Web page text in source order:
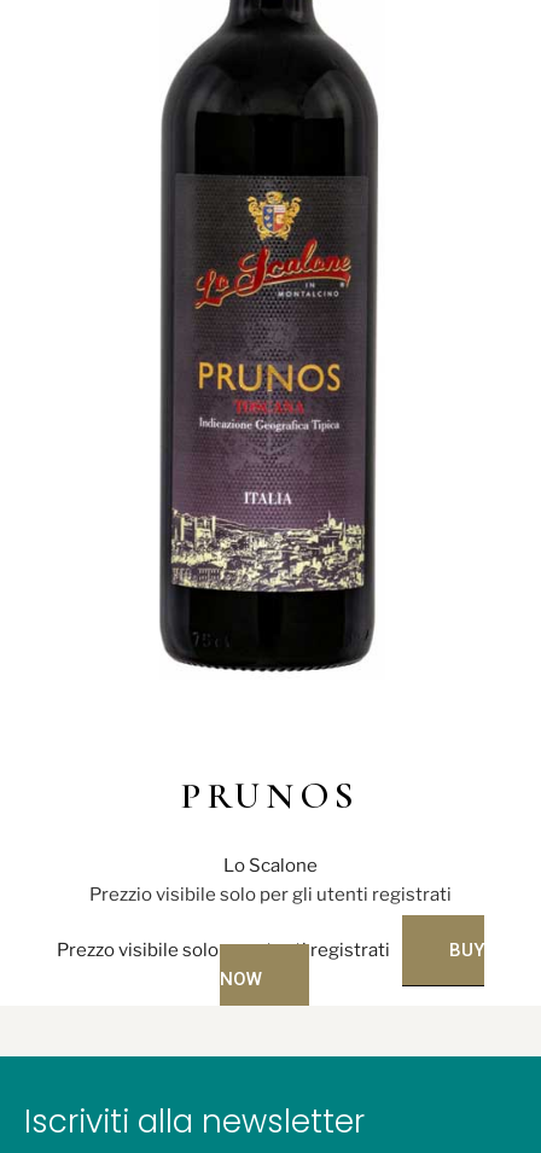
PRUNOS
Lo Scalone
Prezzio visibile solo per gli utenti registrati
Prezzo visibile solo per utenti registrati
BUY
NOW
Iscriviti alla newsletter